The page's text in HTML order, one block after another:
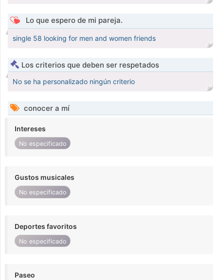
Lo que espero de mi pareja.
single 58 looking for men and women friends
Los criterios que deben ser respetados
No se ha personalizado ningún criterio
conocer a mí
Intereses
No especificado
Gustos musicales
No especificado
Deportes favoritos
No especificado
Paseo